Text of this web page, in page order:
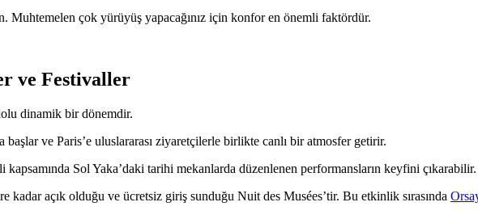
Muhtemelen çok yürüyüş yapacağınız için konfor en önemli faktördür.
ve Festivaller
dinamik bir dönemdir.
başlar ve Paris’e uluslararası ziyaretçilerle birlikte canlı bir atmosfer getirir.
Sol Yaka’daki tarihi mekanlarda düzenlenen performansların keyfini çıkarabilir.
kadar açık olduğu ve ücretsiz giriş sunduğu Nuit des Musées’tir. Bu etkinlik sırasında